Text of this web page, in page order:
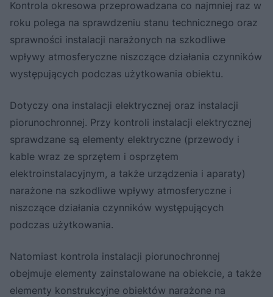
Kontrola okresowa przeprowadzana co najmniej raz w
roku polega na sprawdzeniu stanu technicznego oraz
sprawności instalacji narażonych na szkodliwe
wpływy atmosferyczne niszczące działania czynników
występujących podczas użytkowania obiektu.
Dotyczy ona instalacji elektrycznej oraz instalacji
piorunochronnej. Przy kontroli instalacji elektrycznej
sprawdzane są elementy elektryczne (przewody i
kable wraz ze sprzętem i osprzętem
elektroinstalacyjnym, a także urządzenia i aparaty)
narażone na szkodliwe wpływy atmosferyczne i
niszczące działania czynników występujących
podczas użytkowania.
Natomiast kontrola instalacji piorunochronnej
obejmuje elementy zainstalowane na obiekcie, a także
elementy konstrukcyjne obiektów narażone na